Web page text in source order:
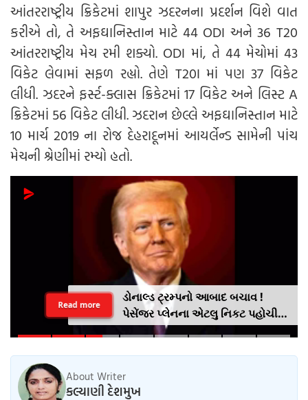
આંતરરાષ્ટ્રીય ક્રિકેટમાં શાપુર ઝદરનના પ્રદર્શન વિશે વાત
કરીએ તો, તે અફઘાનિસ્તાન માટે 44 ODI અને 36 T20
આંતરરાષ્ટ્રીય મેચ રમી શક્યો. ODI માં, તે 44 મેચોમાં 43
વિકેટ લેવામાં સફળ રહ્યો. તેણે T20I માં પણ 37 વિકેટ
લીધી. ઝદરને ફર્સ્ટ-ક્લાસ ક્રિકેટમાં 17 વિકેટ અને લિસ્ટ A
ક્રિકેટમાં 56 વિકેટ લીધી. ઝદરાન છેલ્લે અફઘાનિસ્તાન માટે
10 માર્ચ 2019 ના રોજ દેહરાદૂનમાં આયર્લેન્ડ સામેની પાંચ
મેચની શ્રેણીમાં રમ્યો હતો.
ડોનાલ્ડ ટ્રમ્પનો આબાદ બચાવ !
પેસેંજર પ્લેનના એટલુ નિકટ પહોચી
ગયુ હેલીકોપ્ટર કે શ્વાસ અદ્ધર થઈ
Read more
About Writer
કલ્યાણી દેશમુખ